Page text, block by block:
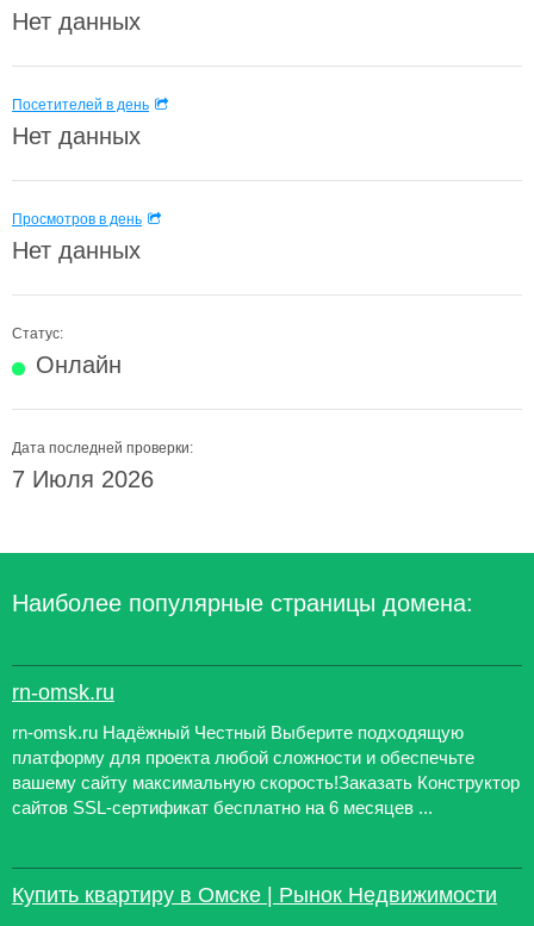
Нет данных
Посетителей в день
Нет данных
Просмотров в день
Нет данных
Статус:
Онлайн
Дата последней проверки:
7 Июля 2026
Наиболее популярные страницы домена:
rn-omsk.ru
rn-omsk.ru Надёжный Честный Выберите подходящую
платформу для проекта любой сложности и обеспечьте
вашему сайту максимальную скорость!Заказать Конструктор
сайтов SSL-сертификат бесплатно на 6 месяцев ...
Купить квартиру в Омске | Рынок Недвижимости